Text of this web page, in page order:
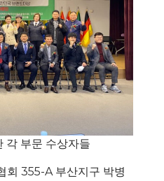
각 부문 수상자들
회 355-A 부산지구 박병